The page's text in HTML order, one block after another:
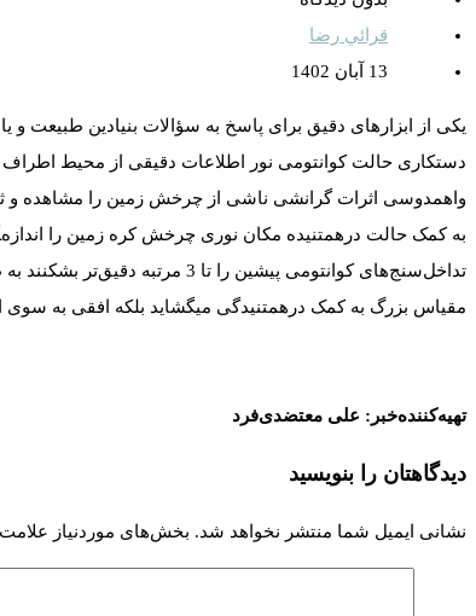
قرائي رضا
13 آبان 1402
یکی از ابزارهای دقیق برای پاسخ به سؤالات بنیادین طبیعت
دستکاری حالت کوانتومی نور اطلاعات دقیقی از محیط اطراف
مقیاس بزرگ به کمک درهمتنیدگی میگشاید بلکه افقی به سوی
تهیه‌کننده‌خبر: علی معتضدی‌فرد
دیدگاهتان را بنویسید
نشانی ایمیل شما منتشر نخواهد شد. بخش‌های موردنیاز